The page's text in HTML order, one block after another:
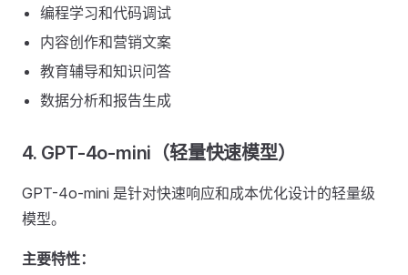
编程学习和代码调试
内容创作和营销文案
教育辅导和知识问答
数据分析和报告生成
4. GPT-4o-mini（轻量快速模型）
GPT-4o-mini 是针对快速响应和成本优化设计的轻量级
模型。
主要特性：